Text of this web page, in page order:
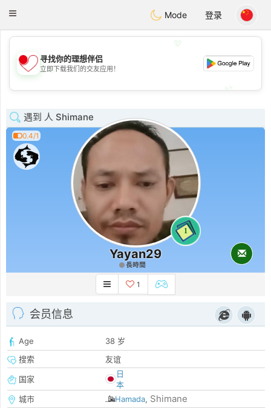
Chat
Toggle
Mode 登录
💖
💕
寻找你的理想伴侣
立即下载我们的交友应用！
遇到 人 Shimane
0.4/1
1
Yayan29
長時間
1
会员信息
Age
38 岁
搜索
友谊
国家
日
本
城市
Hamada, Shimane